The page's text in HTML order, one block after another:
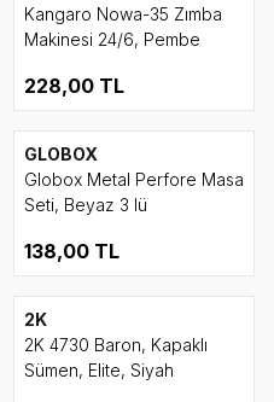
Kangaro Nowa-35 Zımba
Makinesi 24/6, Pembe
228,00 TL
GLOBOX
Globox Metal Perfore Masa
Seti, Beyaz 3 lü
138,00 TL
2K
2K 4730 Baron, Kapaklı
Sümen, Elite, Siyah